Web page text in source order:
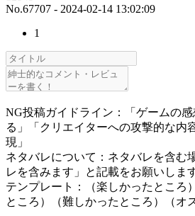
No.67707 - 2024-02-14 13:02:09
1
NG投稿ガイドライン：「ゲームの
る」「クリエイターへの攻撃的な内
現」
ネタバレについて：ネタバレを含む
レを含みます」と記載をお願いします
テンプレート：（楽しかったところ
ところ）（難しかったところ）（オ